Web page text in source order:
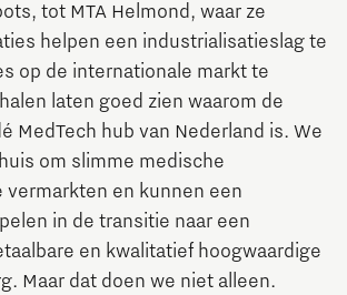
tot MTA Helmond, waar ze
helpen een industrialisatieslag te
op de internationale markt te
laten goed zien waarom de
MedTech hub van Nederland is. We
om slimme medische
en kunnen een
in de transitie naar een
en kwalitatief hoogwaardige
Maar dat doen we niet alleen.